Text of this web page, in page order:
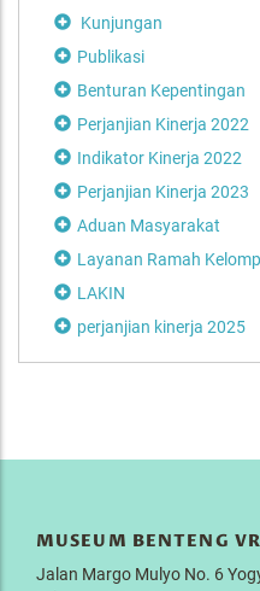
Kunjungan
Publikasi
Benturan Kepentingan
Perjanjian Kinerja 2022
Indikator Kinerja 2022
Perjanjian Kinerja 2023
Aduan Masyarakat
Layanan Ramah
LAKIN
perjanjian kinerja 2025
MUSEUM BENTENG
Jalan Margo Mulyo No. 6